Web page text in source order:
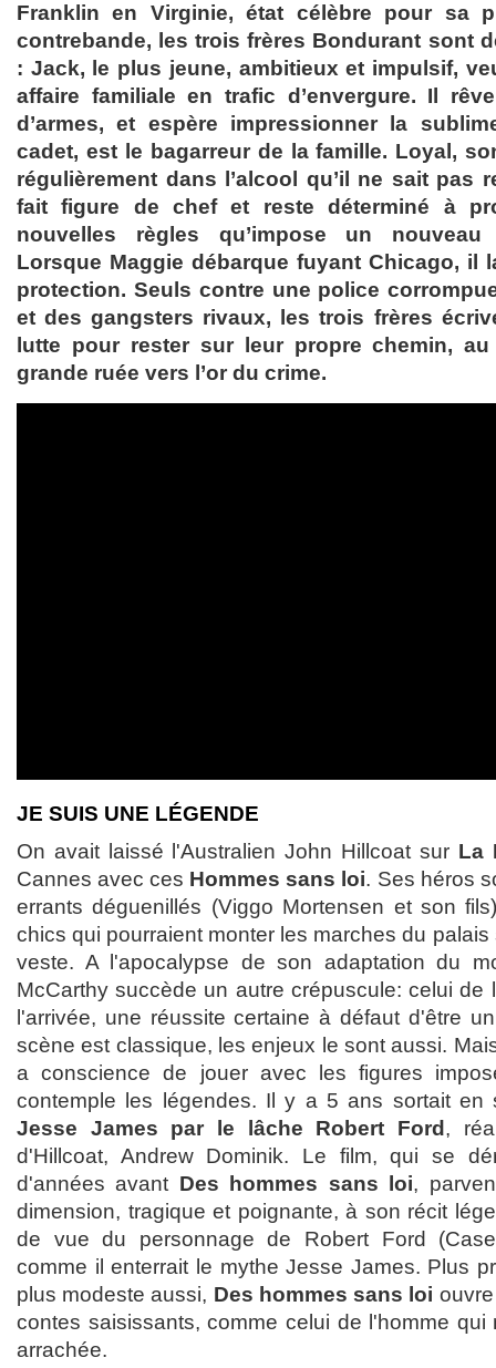
Franklin en Virginie, état célèbre pour sa
contrebande, les trois frères Bondurant sont
: Jack, le plus jeune, ambitieux et impulsif,
affaire familiale en trafic d’envergure. Il
d’armes, et espère impressionner la
cadet, est le bagarreur de la famille. Loyal,
régulièrement dans l’alcool qu’il ne sait pas
fait figure de chef et reste déterminé à
nouvelles règles qu’impose un nouveau
Lorsque Maggie débarque fuyant Chicago, il
protection. Seuls contre une police
et des gangsters rivaux, les trois frères
lutte pour rester sur leur propre chemin,
grande ruée vers l’or du crime.
JE SUIS UNE LÉGENDE
On avait laissé l'Australien John Hillcoat sur La
Cannes avec ces Hommes sans loi. Ses héros
errants déguenillés (Viggo Mortensen et son
chics qui pourraient monter les marches du
veste. A l'apocalypse de son adaptation du
McCarthy succède un autre crépuscule: celui de
l'arrivée, une réussite certaine à défaut d'être
scène est classique, les enjeux le sont aussi.
a conscience de jouer avec les figures
contemple les légendes. Il y a 5 ans sortait
Jesse James par le lâche Robert Ford ,
d'Hillcoat, Andrew Dominik. Le film, qui se
d'années avant Des hommes sans loi,
dimension, tragique et poignante, à son récit
de vue du personnage de Robert Ford
comme il enterrait le mythe Jesse James. Plus
plus modeste aussi, Des hommes sans loi
contes saisissants, comme celui de l'homme qui
arrachée.